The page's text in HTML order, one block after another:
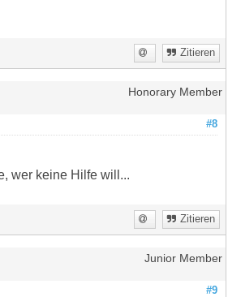
Zitieren
Honorary Member
#8
wer keine Hilfe will...
Zitieren
Junior Member
#9